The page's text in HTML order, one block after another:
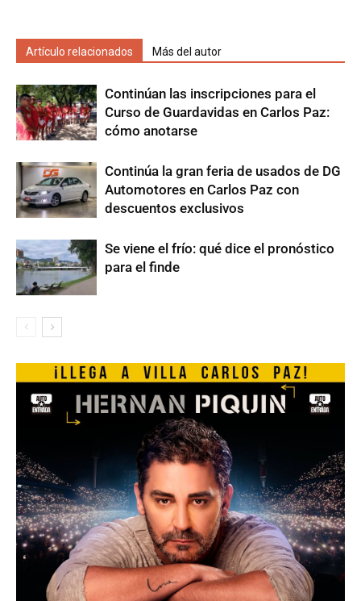
Artículo relacionados Más del autor
Continúan las inscripciones para el
Curso de Guardavidas en Carlos Paz:
cómo anotarse
Continúa la gran feria de usados de DG
Automotores en Carlos Paz con
descuentos exclusivos
Se viene el frío: qué dice el pronóstico
para el finde